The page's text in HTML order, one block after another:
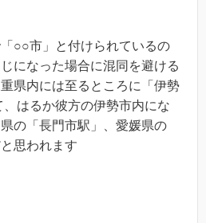
○○市」と付けられているの
になった場合に混同を避ける
県内には至るところに「伊勢
はるか彼方の伊勢市内にな
の「長門市駅」、愛媛県の
思われます